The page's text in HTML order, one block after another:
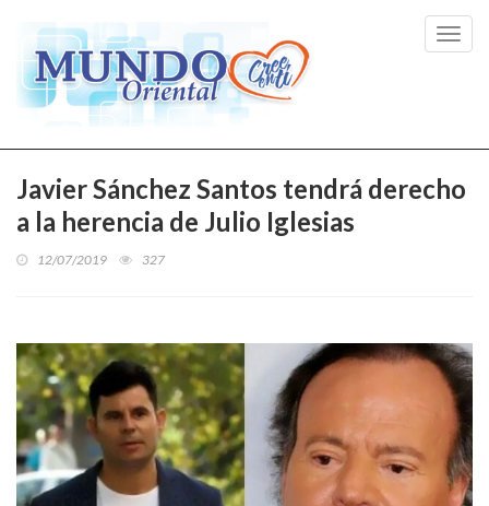
Javier Sánchez Santos tendrá derecho
a la herencia de Julio Iglesias
12/07/2019 327